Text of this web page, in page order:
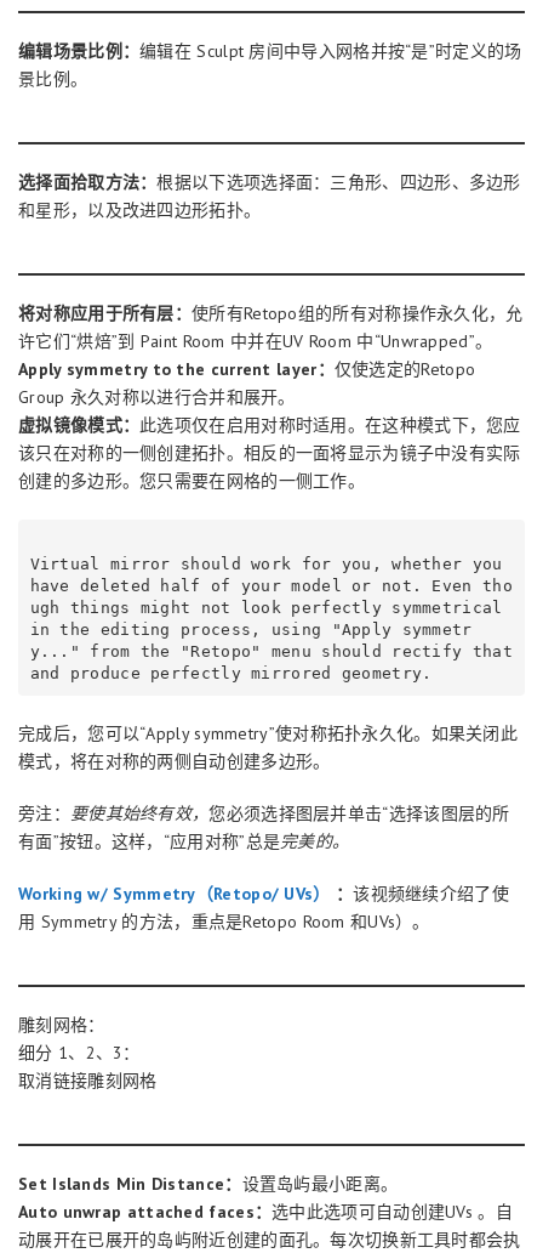
编辑场景比例：编辑在 Sculpt 房间中导入网格并按“是”时定义的场
景比例。
选择面拾取方法：根据以下选项选择面：三角形、四边形、多边形
和星形，以及改进四边形拓扑。
将对称应用于所有层： 使所有Retopo组的所有对称操作永久化，允
许它们“烘焙”到 Paint Room 中并在UV Room 中“Unwrapped”。
Apply symmetry to the current layer： 仅使选定的Retopo
Group 永久对称以进行合并和展开。
虚拟镜像模式： 此选项仅在启用对称时适用。在这种模式下，您应
该只在对称的一侧创建拓扑。相反的一面将显示为镜子中没有实际
创建的多边形。您只需要在网格的一侧工作。
Virtual mirror should work for you, whether you
have deleted half of your model or not. Even tho
ugh things might not look perfectly symmetrical
in the editing process, using "Apply symmetr
y..." from the "Retopo" menu should rectify that
and produce perfectly mirrored geometry.
完成后，您可以“Apply symmetry”使对称拓扑永久化。如果关闭此
模式，将在对称的两侧自动创建多边形。
旁注： 要使其始终有效，您必须选择图层并单击“选择该图层的所
有面”按钮。这样，“应用对称”总是完美的。
Working w/ Symmetry（Retopo/ UVs） ：该视频继续介绍了使
用 Symmetry 的方法，重点是Retopo Room 和UVs）。
雕刻网格：
细分 1、2、3：
取消链接雕刻网格
Set Islands Min Distance： 设置岛屿最小距离。
Auto unwrap attached faces：选中此选项可自动创建UVs 。自
动展开在已展开的岛屿附近创建的面孔。每次切换新工具时都会执